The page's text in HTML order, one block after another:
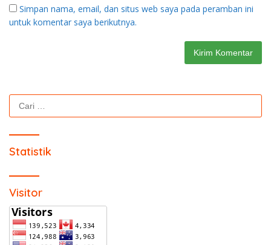
Simpan nama, email, dan situs web saya pada peramban ini
untuk komentar saya berikutnya.
Cari
untuk:
Statistik
Visitor